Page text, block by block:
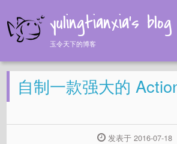
yulingtianxia's blog
玉令天下的博客
Home
Archives
About
自制一款强大的
发表于 2016-07-18